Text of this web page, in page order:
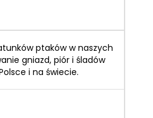
ptaków w naszych
gniazd, piór i śladów
i na świecie.